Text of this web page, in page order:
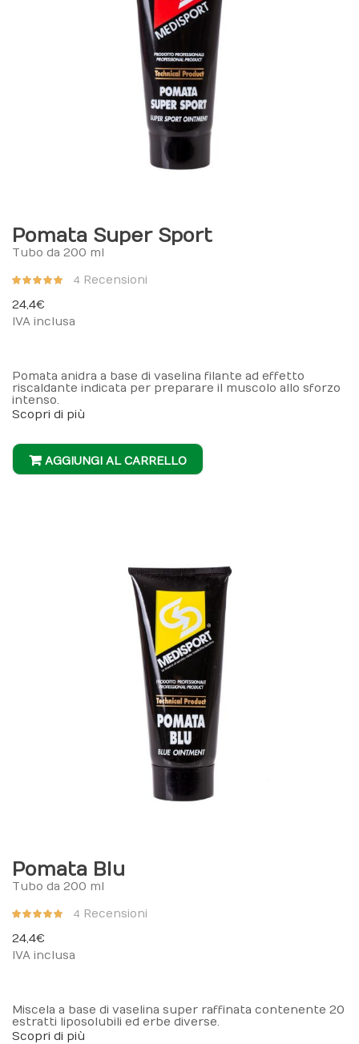
Pomata Super Sport
Tubo da 200 ml
Valutazione:
4 Recensioni
24,4 €
IVA inclusa
Pomata anidra a base di vaselina filante ad effetto
riscaldante indicata per preparare il muscolo allo sforzo
intenso.
Scopri di più
AGGIUNGI AL CARRELLO
Pomata Blu
Tubo da 200 ml
Valutazione:
4 Recensioni
24,4 €
IVA inclusa
Miscela a base di vaselina super raffinata contenente 20
estratti liposolubili ed erbe diverse.
Scopri di più